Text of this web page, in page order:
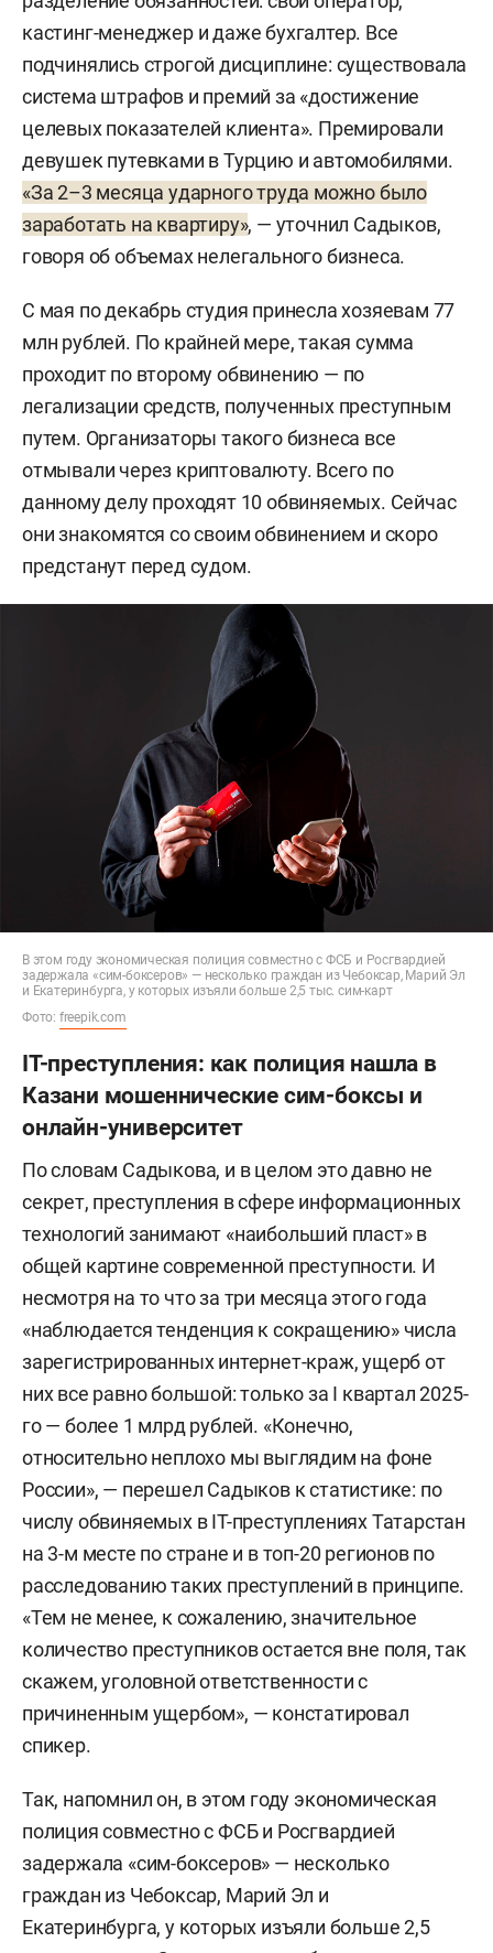
кастинг-менеджер и даже бухгалтер. Все
подчинялись строгой дисциплине: существовала
система штрафов и премий за «достижение
целевых показателей клиента». Премировали
девушек путевками в Турцию и автомобилями.
«За 2–3 месяца ударного труда можно было
заработать на квартиру», — уточнил Садыков,
говоря об объемах нелегального бизнеса.
С мая по декабрь студия принесла хозяевам 77
млн рублей. По крайней мере, такая сумма
проходит по второму обвинению — по
легализации средств, полученных преступным
путем. Организаторы такого бизнеса все
отмывали через криптовалюту. Всего по
данному делу проходят 10 обвиняемых. Сейчас
они знакомятся со своим обвинением и скоро
предстанут перед судом.
В этом году экономическая полиция совместно с ФСБ и Росгвардией
задержала «сим-боксеров» — несколько граждан из Чебоксар, Марий Эл
и Екатеринбурга, у которых изъяли больше 2,5 тыс. сим-карт
Фото: freepik.com
IT-преступления: как полиция нашла в
Казани мошеннические сим-боксы и
онлайн-университет
По словам Садыкова, и в целом это давно не
секрет, преступления в сфере информационных
технологий занимают «наибольший пласт» в
общей картине современной преступности. И
несмотря на то что за три месяца этого года
«наблюдается тенденция к сокращению» числа
зарегистрированных интернет-краж, ущерб от
них все равно большой: только за I квартал 2025-
го — более 1 млрд рублей. «Конечно,
относительно неплохо мы выглядим на фоне
России», — перешел Садыков к статистике: по
числу обвиняемых в IT-преступлениях Татарстан
на 3-м месте по стране и в топ-20 регионов по
расследованию таких преступлений в принципе.
«Тем не менее, к сожалению, значительное
количество преступников остается вне поля, так
скажем, уголовной ответственности с
причиненным ущербом», — констатировал
спикер.
Так, напомнил он, в этом году экономическая
полиция совместно с ФСБ и Росгвардией
задержала «сим-боксеров» — несколько
граждан из Чебоксар, Марий Эл и
Екатеринбурга, у которых изъяли больше 2,5